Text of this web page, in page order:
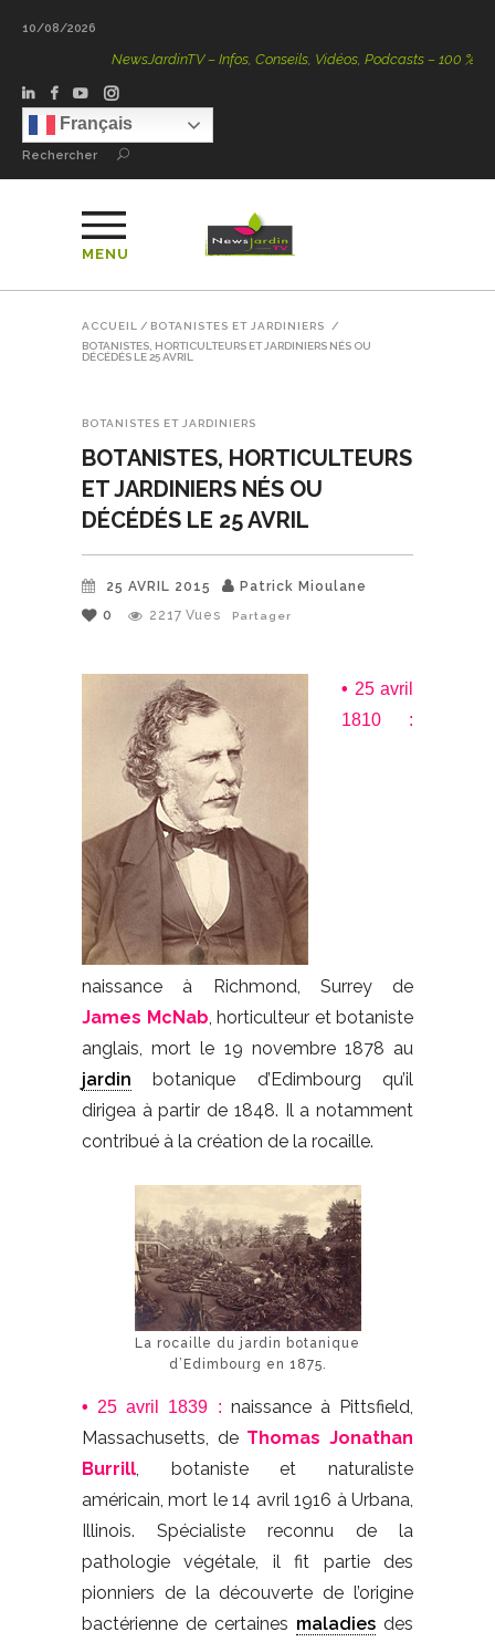
10/08/2026
NewsJardinTV – Infos, Conseils, Vidéos, Podcasts – 100 % Nature
Français
Rechercher
MENU
ACCUEIL / BOTANISTES ET JARDINIERS
/
BOTANISTES, HORTICULTEURS ET JARDINIERS NÉS OU
DÉCÉDÉS LE 25 AVRIL
BOTANISTES ET JARDINIERS
BOTANISTES, HORTICULTEURS
ET JARDINIERS NÉS OU
DÉCÉDÉS LE 25 AVRIL
25 AVRIL 2015
Patrick Mioulane
0
2217 Vues Partager
• 25 avril
1810 :
naissance à Richmond, Surrey de
James McNab , horticulteur et botaniste
anglais, mort le 19 novembre 1878 au
jardin botanique d’Edimbourg qu’il
dirigea à partir de 1848. Il a notamment
contribué à la création de la rocaille.
La rocaille du jardin botanique
d’Edimbourg en 1875.
• 25 avril 1839 : naissance à Pittsfield,
Massachusetts, de Thomas Jonathan
Burrill , botaniste et naturaliste
américain, mort le 14 avril 1916 à Urbana,
Illinois. Spécialiste reconnu de la
pathologie végétale, il fit partie des
pionniers de la découverte de l’origine
bactérienne de certaines maladies des